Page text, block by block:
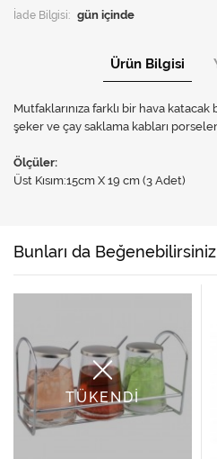
İade Bilgisi:
Ürün Bilgisi
Mutfaklarınıza farklı bir hava
şeker ve çay saklama kabları
Ölçüler:
Üst Kısım:15cm X 19 cm (3 Adet)
Bunları da Beğenebilirsiniz
TÜKENDİ